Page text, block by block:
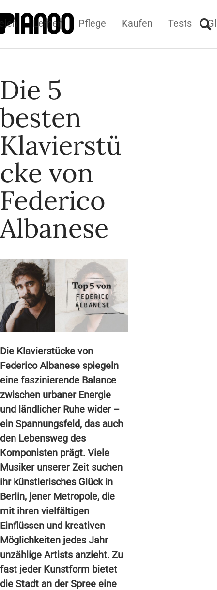
Lernen Pflege Kaufen Tests
Die 5
besten
Klavierstü
cke von
Federico
Albanese
Die Klavierstücke von
Federico Albanese spiegeln
eine faszinierende Balance
zwischen urbaner Energie
und ländlicher Ruhe wider –
ein Spannungsfeld, das auch
den Lebensweg des
Komponisten prägt. Viele
Musiker unserer Zeit suchen
ihr künstlerisches Glück in
Berlin, jener Metropole, die
mit ihren vielfältigen
Einflüssen und kreativen
Möglichkeiten jedes Jahr
unzählige Artists anzieht. Zu
fast jeder Kunstform bietet
die Stadt an der Spree eine